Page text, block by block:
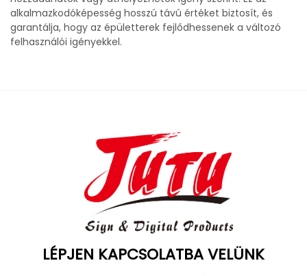
alkalmazkodóképesség hosszú távú értéket biztosít, és
garantálja, hogy az épületterek fejlődhessenek a változó
felhasználói igényekkel.
LÉPJEN KAPCSOLATBA VELÜNK